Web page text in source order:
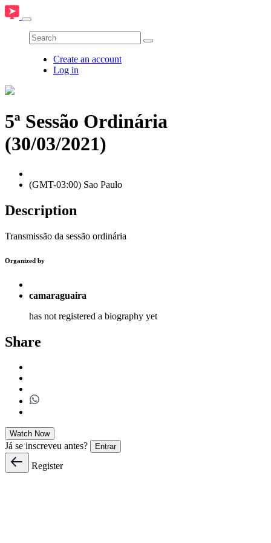
Create an account
Log in
5ª Sessão Ordinária
(30/03/2021)
(GMT-03:00) Sao Paulo
Description
Transmissão da sessão ordinária
Organized by
camaraguaira
has not registered a biography yet
Share
Watch Now
Já se inscreveu antes? Entrar
Register